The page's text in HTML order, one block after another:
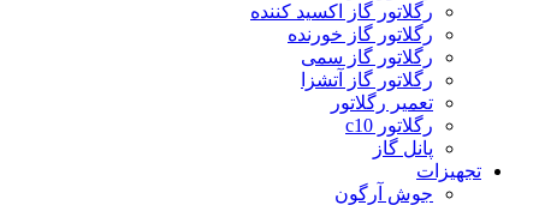
رگلاتور گاز اکسید کننده
رگلاتور گاز خورنده
رگلاتور گاز سمی
رگلاتور گاز آتشزا
تعمیر رگلاتور
رگلاتور c10
پانل گاز
تجهیزات
جوش آرگون